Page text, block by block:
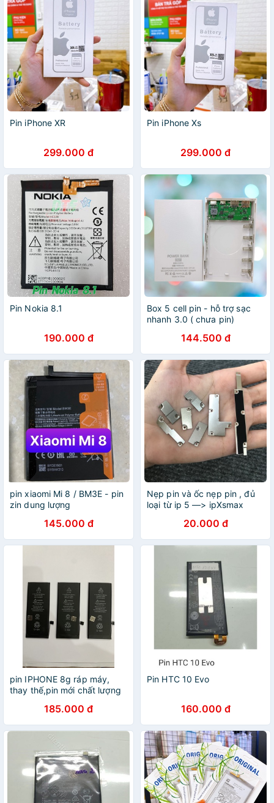
Pin iPhone XR
299.000 đ
Pin iPhone Xs
299.000 đ
Pin Nokia 8.1
190.000 đ
Box 5 cell pin - hỗ trợ sạc
nhanh 3.0 ( chưa pin)
144.500 đ
pin xiaomi Mi 8 / BM3E - pin
zin dung lượng
145.000 đ
Nẹp pin và ốc nẹp pin , đủ
loại từ ip 5 —> ipXsmax
20.000 đ
pin IPHONE 8g ráp máy,
thay thế,pin mới chất lượng
185.000 đ
Pin HTC 10 Evo
160.000 đ